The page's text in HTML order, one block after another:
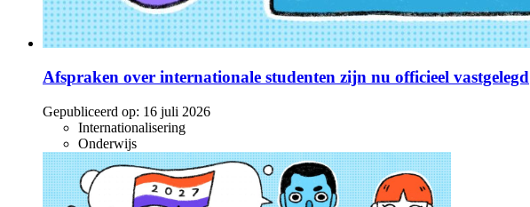
Afspraken over internationale studenten zijn nu officieel vastgelegd
Gepubliceerd op: 16 juli 2026
Internationalisering
Onderwijs